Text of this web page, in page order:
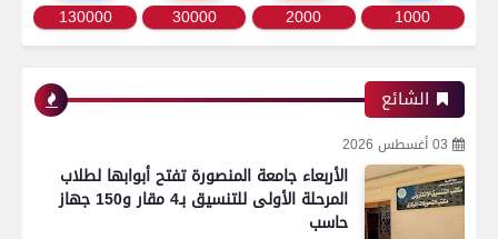
1000
2000
30000
130000
الشائع
03 أغسطس 2026
الأربعاء جامعة المنصورة تفتح أبوابها لطلاب
المرحلة الأولى للتنسيق بـ4 مقار و150 جهاز
حاسب